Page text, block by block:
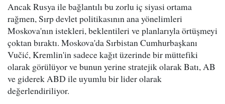
Ancak Rusya ile bağlantılı bu zorlu iç siyasi ortama
rağmen, Sırp devlet politikasının ana yönelimleri
Moskova'nın istekleri, beklentileri ve planlarıyla örtüşmeyi
çoktan bıraktı. Moskova'da Sırbistan Cumhurbaşkanı
Vučić, Kremlin'in sadece kağıt üzerinde bir müttefiki
olarak görülüyor ve bunun yerine stratejik olarak Batı, AB
ve giderek ABD ile uyumlu bir lider olarak
değerlendiriliyor.